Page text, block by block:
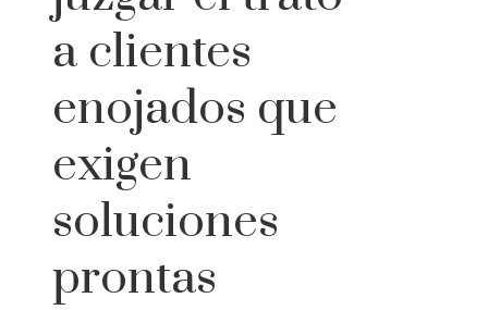
a clientes
enojados que
exigen
soluciones
prontas